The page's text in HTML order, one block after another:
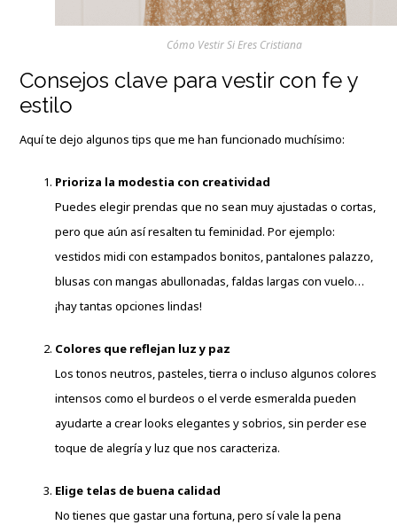
Cómo Vestir Si Eres Cristiana
Consejos clave para vestir con fe y
estilo
Aquí te dejo algunos tips que me han funcionado muchísimo:
Prioriza la modestia con creatividad
Puedes elegir prendas que no sean muy ajustadas o cortas,
pero que aún así resalten tu feminidad. Por ejemplo:
vestidos midi con estampados bonitos, pantalones palazzo,
blusas con mangas abullonadas, faldas largas con vuelo…
¡hay tantas opciones lindas!
Colores que reflejan luz y paz
Los tonos neutros, pasteles, tierra o incluso algunos colores
intensos como el burdeos o el verde esmeralda pueden
ayudarte a crear looks elegantes y sobrios, sin perder ese
toque de alegría y luz que nos caracteriza.
Elige telas de buena calidad
No tienes que gastar una fortuna, pero sí vale la pena